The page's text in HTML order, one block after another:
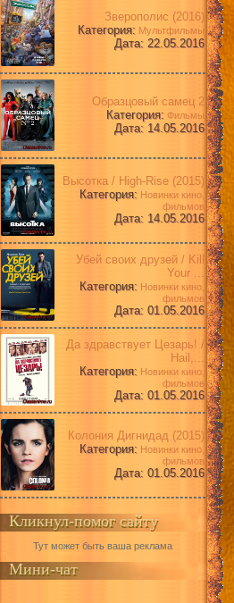
Зверополис (2016)
Категория: Мультфильмы
Дата: 22.05.2016
Образцовый самец 2
Категория: Фильмы
Дата: 14.05.2016
Высотка / High-Rise (2015)
Категория: Новинки кино,
фильмов
Дата: 14.05.2016
Убей своих друзей / Kill
Your ...
Категория: Новинки кино,
фильмов
Дата: 01.05.2016
Да здравствует Цезарь! /
Hail,...
Категория: Новинки кино,
фильмов
Дата: 01.05.2016
Колония Дигнидад (2015)
Категория: Новинки кино,
фильмов
Дата: 01.05.2016
Кликнул-помог сайту
Тут может быть ваша реклама
Мини-чат